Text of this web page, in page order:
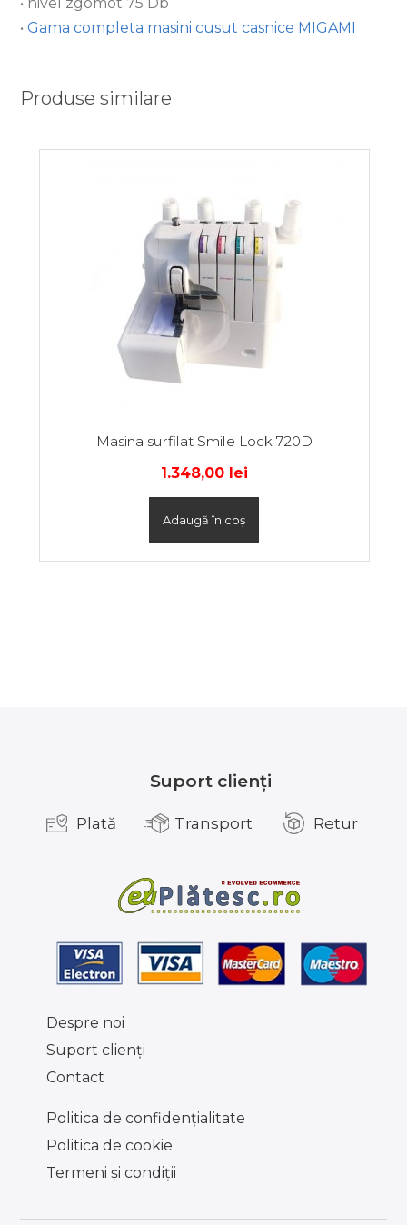
•Gama completa masini cusut casnice MIGAMI
Produse similare
Masina surfilat Smile Lock 720D
1.348,00 lei
Adaugă în coș
Suport clienți
Plată Transport Retur
Despre noi
Suport clienţi
Contact
Politica de confidențialitate
Politica de cookie
Termeni şi condiţii